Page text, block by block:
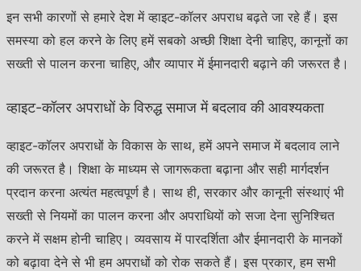
इन सभी कारणों से हमारे देश में व्हाइट-कॉलर अपराध बढ़ते जा रहे हैं। इस
समस्या को हल करने के लिए हमें सबको अच्छी शिक्षा देनी चाहिए, कानूनों का
सख्ती से पालन करना चाहिए, और व्यापार में ईमानदारी बढ़ाने की जरूरत है।
व्हाइट-कॉलर अपराधों के विरुद्ध समाज में बदलाव की आवश्यकता
व्हाइट-कॉलर अपराधों के विकास के साथ, हमें अपने समाज में बदलाव लाने
की जरूरत है। शिक्षा के माध्यम से जागरूकता बढ़ाना और सही मार्गदर्शन
प्रदान करना अत्यंत महत्वपूर्ण है। साथ ही, सरकार और कानूनी संस्थाएं भी
सख्ती से नियमों का पालन करना और अपराधियों को सजा देना सुनिश्चित
करने में सक्षम होनी चाहिए। व्यवसाय में पारदर्शिता और ईमानदारी के मानकों
को बढ़ावा देने से भी हम अपराधों को रोक सकते हैं। इस प्रकार, हम सभी